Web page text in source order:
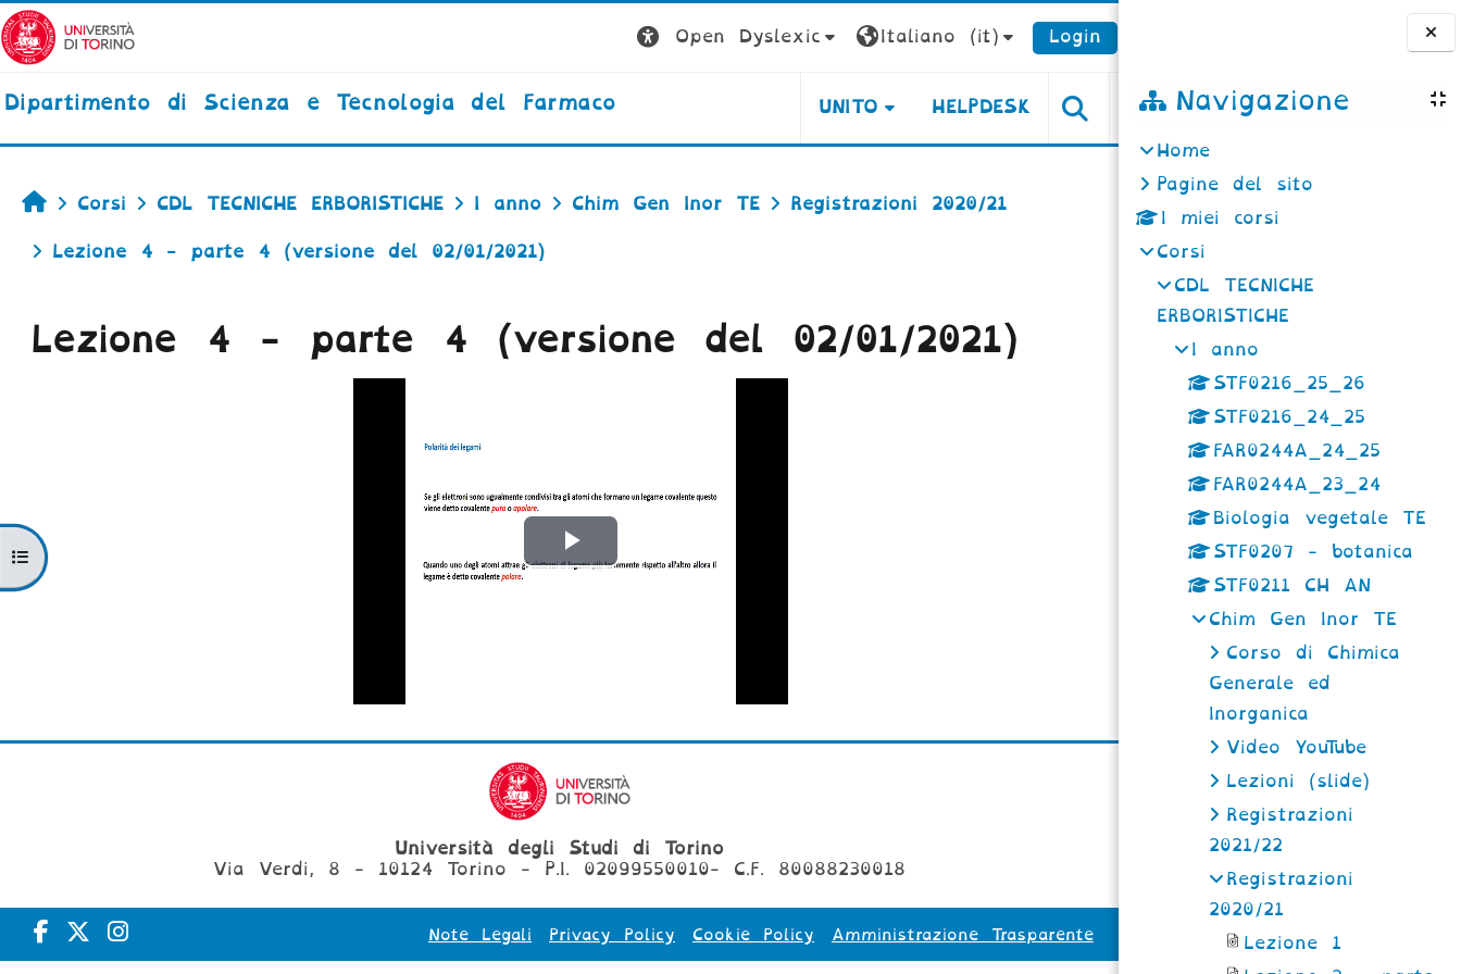
Vai al contenuto principale
Blocchi
Navigazione
Home
Pagine del sito
I miei corsi
Corsi
CDL TECNICHE
ERBORISTICHE
I anno
STF0216_25_26
STF0216_24_25
FAR0244A_24_25
FAR0244A_23_24
Biologia vegetale TE
STF0207 - botanica
STF0211 CH AN
Chim Gen Inor TE
Corso di Chimica
Generale ed
Inorganica
Video YouTube
Lezioni (slide)
Registrazioni
2021/22
Registrazioni
2020/21
Lezione 1
Open Dyslexic Italiano ‎(it)‎ Login
Dipartimento di Scienza e Tecnologia del Farmaco UNITO HELPDESK
Apri indice del corso
Home
Corsi CDL TECNICHE ERBORISTICHE I anno Chim Gen Inor TE Registrazioni 2020/21
Lezione 4 - parte 4 (versione del 02/01/2021)
Lezione 4 - parte 4 (versione del 02/01/2021)
Riproduci
Università degli Studi di Torino
Via Verdi, 8 - 10124 Torino - P.I. 02099550010- C.F. 80088230018
Note Legali Privacy Policy Cookie Policy Amministrazione Trasparente